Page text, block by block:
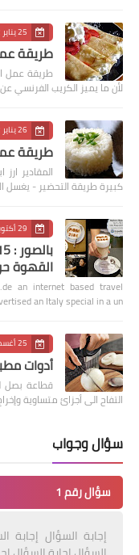
25 يناير 2012
طريقة
طريقة عمل
لأن ما يميز الكريب الفرنسي
26 يناير 2012
طريقة
كبيرة طريقة التحضير - يغسل
29 أكتوبر 2012
القهوة
an internet based travel
an Italy special in a un…
25 أغسطس 2012
أدوات
قطاعة بصل
التفاح الى أجزائ متساوية
سؤال وجواب
سؤال رقم 1
إجابة السؤال إجابة